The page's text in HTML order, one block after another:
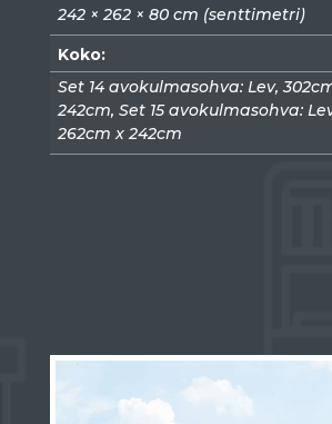
242 × 262 × 80 cm (senttimetri)
Koko:
Set 14 avokulmasohva: Lev,
242cm, Set 15 avokulmasohva:
262cm x 242cm